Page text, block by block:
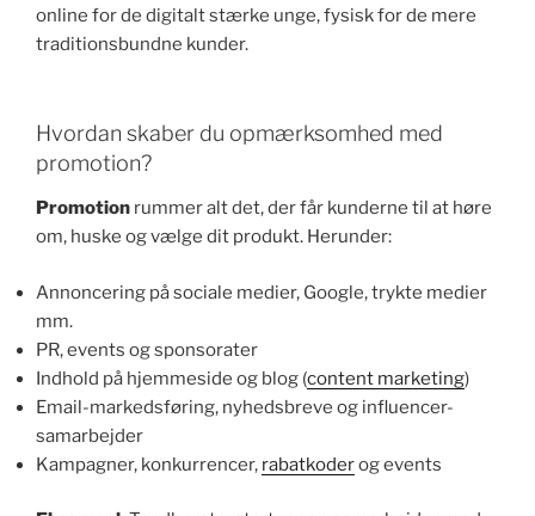
online for de digitalt stærke unge, fysisk for de mere
traditionsbundne kunder.
Hvordan skaber du opmærksomhed med
promotion?
Promotion rummer alt det, der får kunderne til at høre
om, huske og vælge dit produkt. Herunder:
Annoncering på sociale medier, Google, trykte medier
mm.
PR, events og sponsorater
Indhold på hjemmeside og blog (content marketing)
Email-markedsføring, nyhedsbreve og influencer-
samarbejder
Kampagner, konkurrencer, rabatkoderog events